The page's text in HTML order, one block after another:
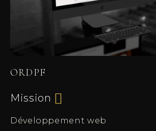
ORDPF
Mission
Développement web